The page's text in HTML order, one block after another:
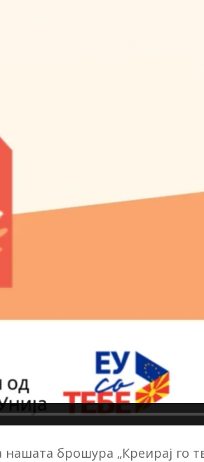
нашата брошура „Креирај го